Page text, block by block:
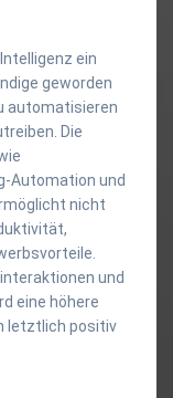
ein
geworden
automatisieren
Die
Automation und
nicht
und
eine höhere
letztlich positiv